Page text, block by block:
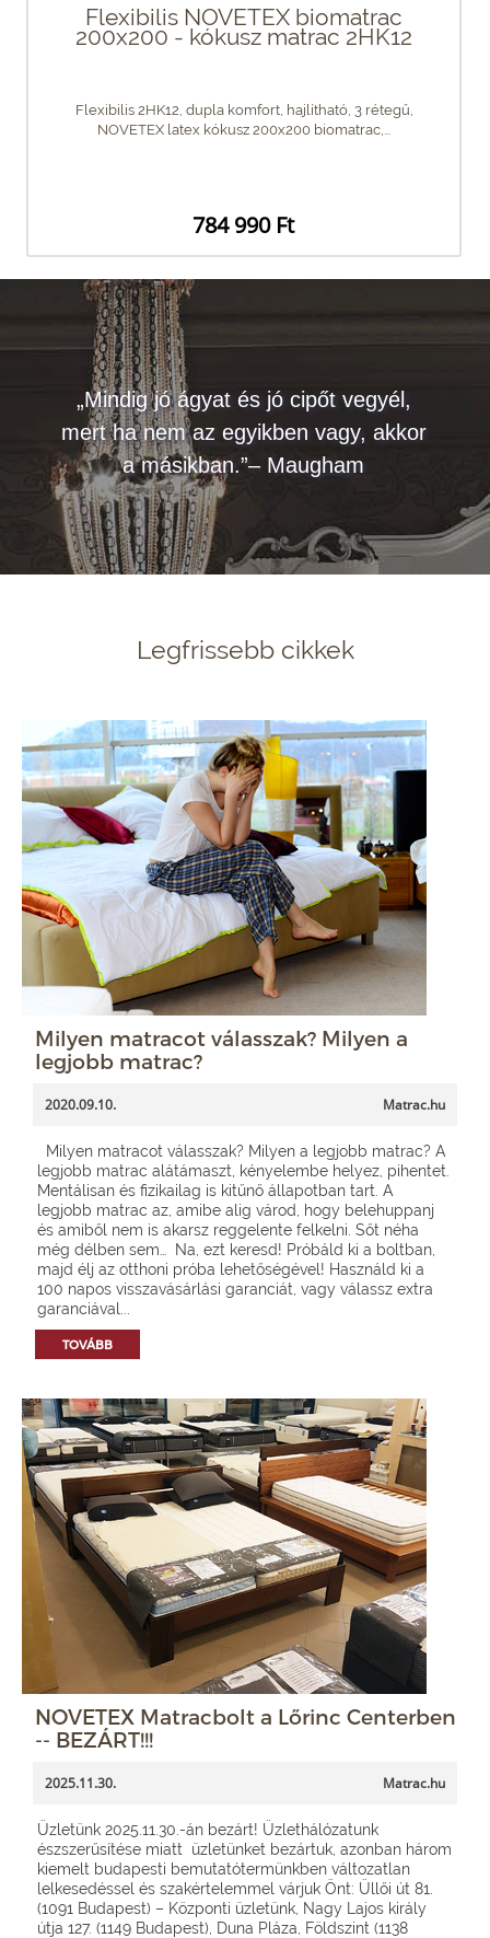
Flexibilis NOVETEX biomatrac
200x200 - kókusz matrac 2HK12
Flexibilis 2HK12, dupla komfort, hajlítható, 3 rétegű,
NOVETEX latex kókusz 200x200 biomatrac,...
784 990 Ft
„Mindig jó ágyat és jó cipőt vegyél,
mert ha nem az egyikben vagy, akkor
a másikban.”– Maugham
Legfrissebb cikkek
Milyen matracot válasszak? Milyen a
legjobb matrac?
2020.09.10. Matrac.hu
Milyen matracot válasszak? Milyen a legjobb matrac? A
legjobb matrac alátámaszt, kényelembe helyez, pihentet.
Mentálisan és fizikailag is kitűnő állapotban tart. A
legjobb matrac az, amibe alig várod, hogy belehuppanj
és amiből nem is akarsz reggelente felkelni. Sőt néha
még délben sem… Na, ezt keresd! Próbáld ki a boltban,
majd élj az otthoni próba lehetőségével! Használd ki a
100 napos visszavásárlási garanciát, vagy válassz extra
garanciával...
TOVÁBB
NOVETEX Matracbolt a Lőrinc Centerben
-- BEZÁRT!!!
2025.11.30. Matrac.hu
Üzletünk 2025.11.30.-án bezárt! Üzlethálózatunk
észszerűsítése miatt üzletünket bezártuk, azonban három
kiemelt budapesti bemutatótermünkben változatlan
lelkesedéssel és szakértelemmel várjuk Önt: Üllői út 81.
(1091 Budapest) – Központi üzletünk, Nagy Lajos király
útja 127. (1149 Budapest), Duna Pláza, Földszint (1138